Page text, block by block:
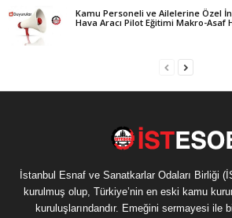
Kamu Personeli ve Ailelerine Özel
Hava Aracı Pilot Eğitimi Makro-Asaf
İstanbul Esnaf ve Sanatkarlar Odaları Birliği
kurulmuş olup, Türkiye’nin en eski kamu
kuruluşlarındandır. Emeğini sermayesi ile